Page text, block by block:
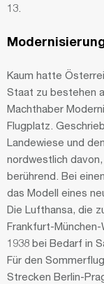
13.
Kaum hatte
Staat zu bestehen
Machthaber
Flugplatz.
Landewiese und
nordwestlich
berührend. Bei
das Modell eines
Die Lufthansa, die
Frankfurt-
1938 bei Bedarf in
Für den
Strecken Berlin-